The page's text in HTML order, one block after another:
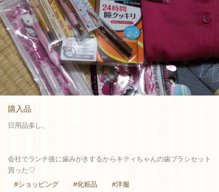
購入品
日用品多し。
会社でランチ後に歯みがきするからキティちゃんの歯ブラシセット
買った♡
#ショッピング
#化粧品 #洋服